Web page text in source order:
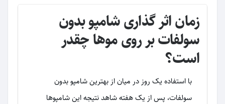
زمان اثر گذاری شامپو بدون
سولفات بر روی موها چقدر
است؟
با استفاده یک روز در میان از بهترین شامپو بدون
سولفات، پس از یک هفته شاهد نتیجه این شامپوها